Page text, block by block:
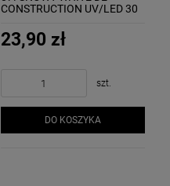
CONSTRUCTION UV/LED 30
23,90 zł
szt.
DO KOSZYKA